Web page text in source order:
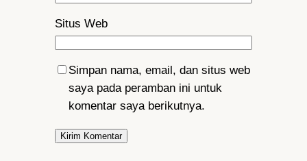
Situs Web
Simpan nama, email, dan situs web
saya pada peramban ini untuk
komentar saya berikutnya.